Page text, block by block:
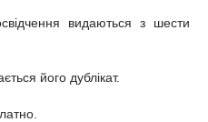
видаються з шести
його дублікат.